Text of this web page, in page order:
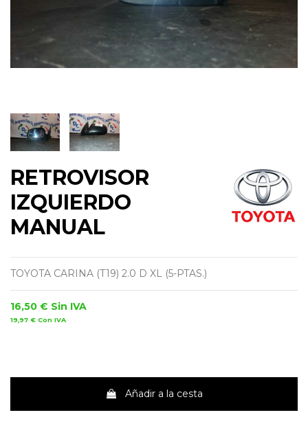
RETROVISOR
IZQUIERDO
MANUAL
TOYOTA CARINA (T19) 2.0 D XL (5-PTAS.)
16,50 € Sin IVA
19,97 € Con IVA
Añadir a la cesta